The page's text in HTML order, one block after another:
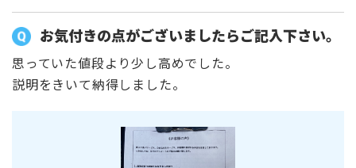
お気付きの点がございましたらご記入下さい。
思っていた値段より少し高めでした。
説明をきいて納得しました。